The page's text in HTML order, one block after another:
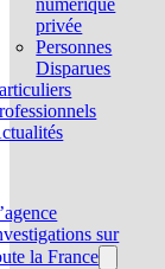
numérique
privée
Personnes
Disparues
sur
la France